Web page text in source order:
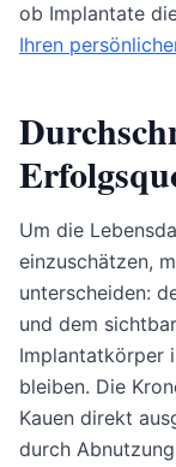
ob Implantate
Ihren
Um die
einzuschätzen,
unterscheiden:
und dem
Implantatkörper
bleiben. Die
Kauen direkt
durch